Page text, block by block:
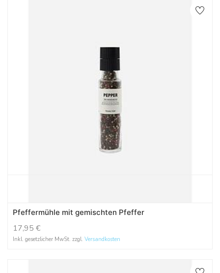
Pfeffermühle mit gemischten Pfeffer
17,95 €
Inkl. gesetzlicher MwSt. zzgl. Versandkosten